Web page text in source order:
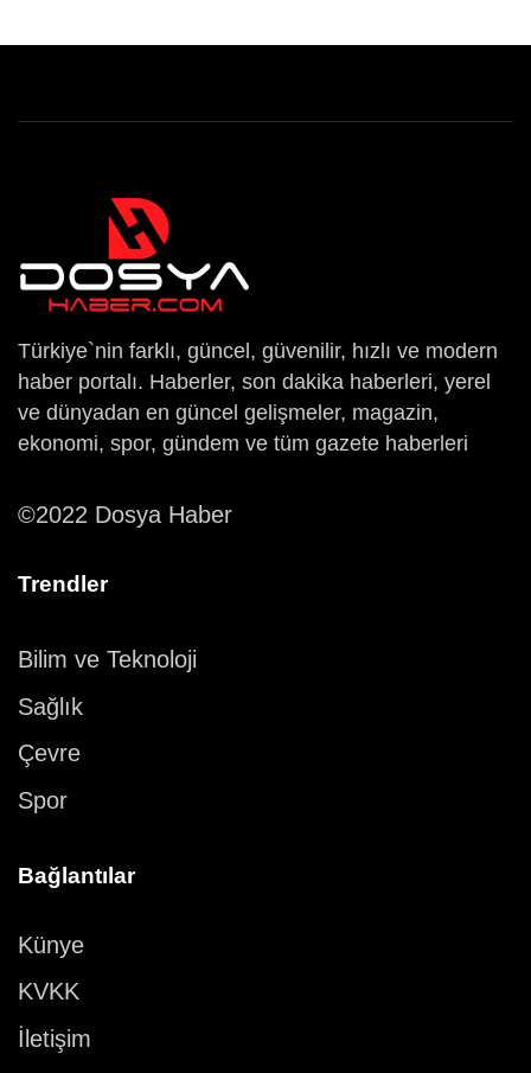
Türkiye`nin farklı, güncel, güvenilir, hızlı ve modern
haber portalı. Haberler, son dakika haberleri, yerel
ve dünyadan en güncel gelişmeler, magazin,
ekonomi, spor, gündem ve tüm gazete haberleri
©2022 Dosya Haber
Trendler
Bilim ve Teknoloji
Sağlık
Çevre
Spor
Bağlantılar
Künye
KVKK
İletişim